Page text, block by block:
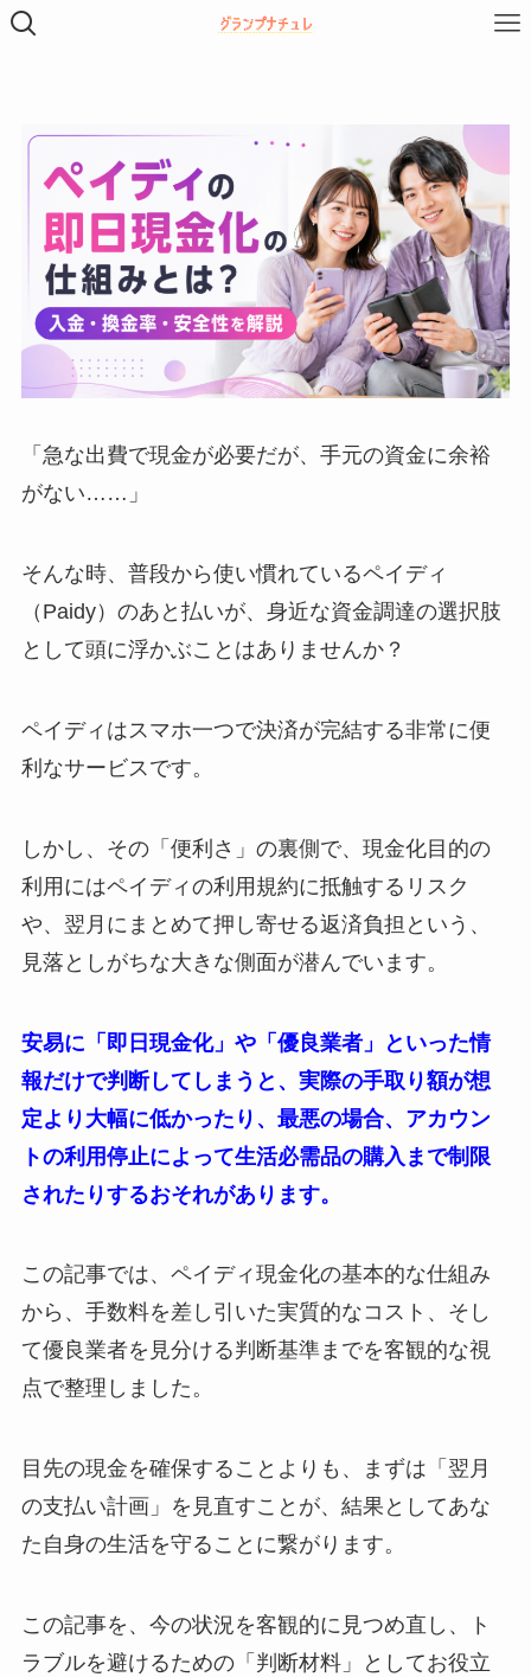
「急な出費で現金が必要だが、手元の資金に余裕
がない……」
そんな時、普段から使い慣れているペイディ
（Paidy）のあと払いが、身近な資金調達の選択肢
として頭に浮かぶことはありませんか？
ペイディはスマホ一つで決済が完結する非常に便
利なサービスです。
しかし、その「便利さ」の裏側で、現金化目的の
利用にはペイディの利用規約に抵触するリスク
や、翌月にまとめて押し寄せる返済負担という、
見落としがちな大きな側面が潜んでいます。
安易に「即日現金化」や「優良業者」といった情
報だけで判断してしまうと、実際の手取り額が想
定より大幅に低かったり、最悪の場合、アカウン
トの利用停止によって生活必需品の購入まで制限
されたりするおそれがあります。
この記事では、ペイディ現金化の基本的な仕組み
から、手数料を差し引いた実質的なコスト、そし
て優良業者を見分ける判断基準までを客観的な視
点で整理しました。
目先の現金を確保することよりも、まずは「翌月
の支払い計画」を見直すことが、結果としてあな
た自身の生活を守ることに繋がります。
この記事を、今の状況を客観的に見つめ直し、ト
ラブルを避けるための「判断材料」としてお役立